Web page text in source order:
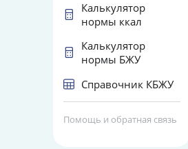
Калькулятор
нормы ккал
Калькулятор
нормы БЖУ
Справочник КБЖУ
Помощь и обратная связь